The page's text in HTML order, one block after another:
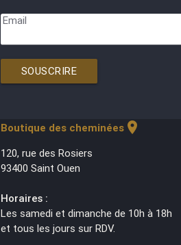
Email
SOUSCRIRE
Boutique des cheminéeslocation_on
120, rue des Rosiers
93400 Saint Ouen
Horaires :
Les samedi et dimanche de 10h à 18h
et tous les jours sur RDV.